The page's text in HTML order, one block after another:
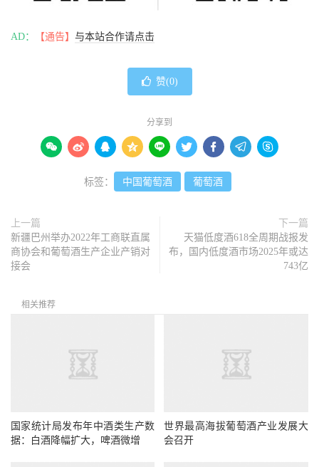
AD： 【通告】 与本站合作请点击
赞(0)
分享到
        
标签： 中国葡萄酒 葡萄酒
上一篇
新疆巴州举办2022年工商联直属
商协会和葡萄酒生产企业产销对
接会
下一篇
天猫低度酒618全周期战报发
布，国内低度酒市场2025年或达
743亿
相关推荐
国家统计局发布年中酒类生产数
据：白酒降幅扩大，啤酒微增
世界最高海拔葡萄酒产业发展大
会召开